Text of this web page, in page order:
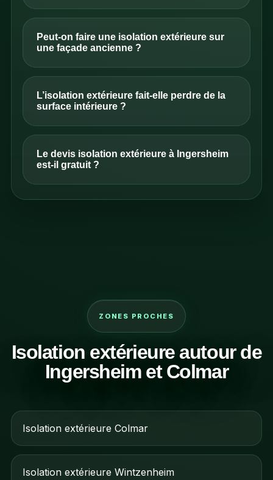
Peut-on faire une isolation extérieure sur
une façade ancienne ?
L’isolation extérieure fait-elle perdre de la
surface intérieure ?
Le devis isolation extérieure à Ingersheim
est-il gratuit ?
ZONES PROCHES
Isolation extérieure autour de
Ingersheim et Colmar
Isolation extérieure Colmar
Isolation extérieure Wintzenheim